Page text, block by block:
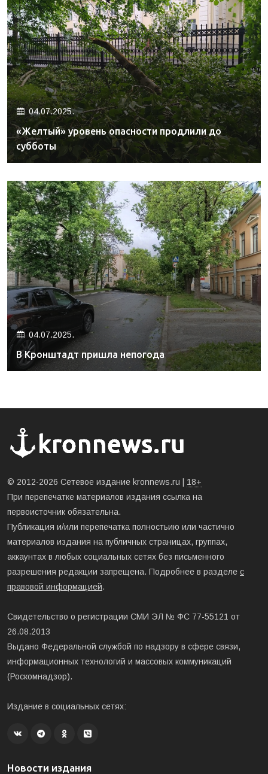
04.07.2025.
«Желтый» уровень опасности продлили до
субботы
04.07.2025.
В Кронштадт пришла непогода
© 2012-2026 Сетевое издание kronnews.ru | 18+
При перепечатке материалов издания ссылка на
первоисточник обязательна.
Публикация и/или перепечатка полностьию или частично
материалов издания на публичных страницах, группах,
аккаунтах в любых социальных сетях без письменного
разрешения редакции запрещена. Подробнее в разделе с
правовой информацией.
Свидетельство о регистрации СМИ ЭЛ № ФС 77-55121 от
26.08.2013
Выдано Федеральной службой по надзору в сфере связи,
информационных технологий и массовых коммуникаций
(Роскомнадзор).
Издание в социальных сетях:
Новости издания